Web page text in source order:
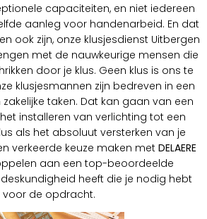
capaciteiten, en niet iedereen
aanleg voor handenarbeid. En dat
ook zijn, onze klusjesdienst Uitbergen
met de nauwkeurige mensen die
door je klus. Geen klus is ons te
klusjesmannen zijn bedreven in een
taken. Dat kan gaan van een
installeren van verlichting tot een
als het absoluut versterken van je
verkeerde keuze maken metDELAERE
aan een top-beoordeelde
heeft die je nodig hebt
voor de opdracht.